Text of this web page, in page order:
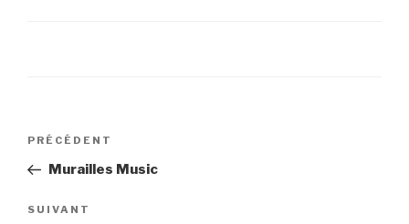
Navigation
l’article
Article
précédent
PRÉCÉDENT
Murailles Music
Article
SUIVANT